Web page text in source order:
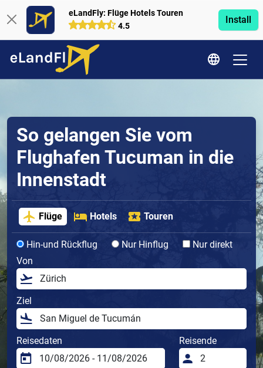
eLandFly: Flüge Hotels Touren
4.5
Install
So gelangen Sie vom
Flughafen Tucuman in die
Innenstadt
Flüge Hotels Touren
Hin-und Rückflug Nur Hinflug
Nur direkt
Von
Ziel
Reisedaten Reisende